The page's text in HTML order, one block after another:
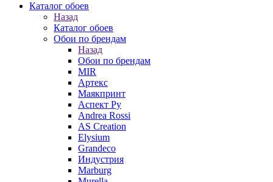
Каталог обоев
Назад
Каталог обоев
Обои по брендам
Назад
Обои по брендам
MIR
Артекс
Маякпринт
Аспект Ру
Andrea Rossi
AS Creation
Elysium
Grandeco
Индустрия
Marburg